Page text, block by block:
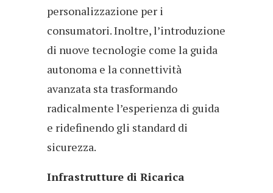
personalizzazione per i
consumatori. Inoltre, l’introduzione
di nuove tecnologie come la guida
autonoma e la connettività
avanzata sta trasformando
radicalmente l’esperienza di guida
e ridefinendo gli standard di
sicurezza.
Infrastrutture di Ricarica